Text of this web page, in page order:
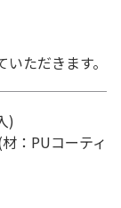
ただきます。
)
PUコーティ